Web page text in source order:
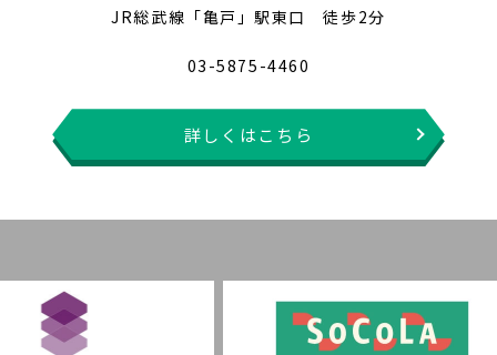
JR総武線「亀戸」駅東口 徒歩2分
03-5875-4460
詳しくはこちら